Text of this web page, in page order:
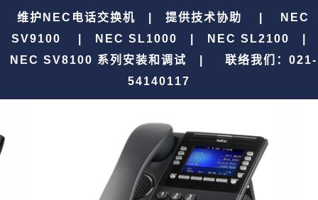
维护NEC电话交换机 | 提供技术协助 | NEC
SV9100 | NEC SL1000 | NEC SL2100 |
NEC SV8100 系列安装和调试 |
联络我们：021-
54140117